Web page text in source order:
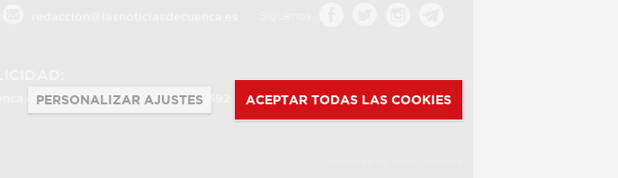
684 126 573 / 670 726 392
PERSONALIZAR AJUSTES ACEPTAR TODAS LAS COOKIES